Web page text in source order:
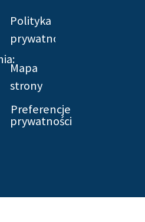
Polityka
prywatności
Mapa
strony
Preferencje
prywatności